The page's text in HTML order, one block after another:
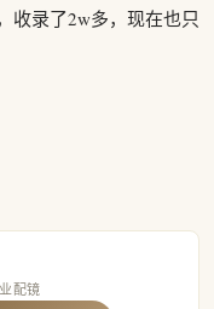
收录了2w多，现在也只
配镜